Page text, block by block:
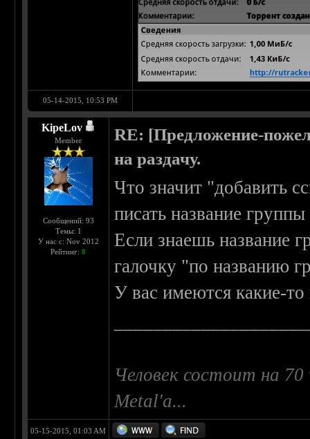
05-14-2015, 10:53 PM
KipeLov
Member
Сообщений: 93
Темы: 1
У нас с: Nov 2012
Рейтинг:8
RE: [Предложение-
на раздачу.
Что значит "добавить
писать название
Если знаешь название
галочку "по названию
У вас имеются какие-
Человек состоит на
Metal'a...
05-15-2015, 01:03 AM